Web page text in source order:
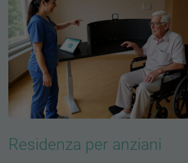
Residenza per anziani